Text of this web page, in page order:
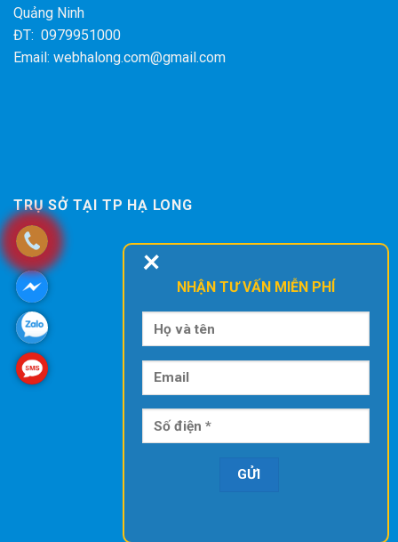
Quảng Ninh
ĐT: 0979951000
Email: webhalong.com@gmail.com
TRỤ SỞ TẠI TP HẠ LONG
NHẬN TƯ VẤN MIỄN PHÍ
+